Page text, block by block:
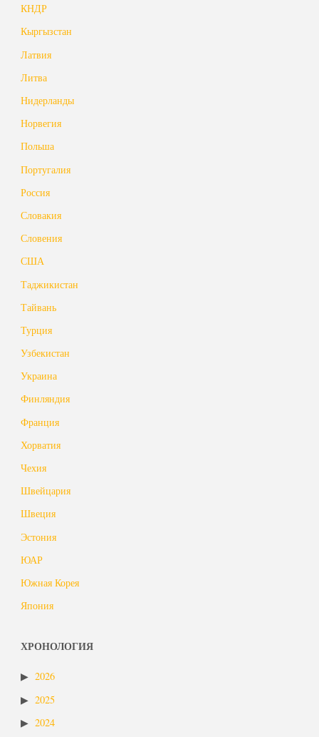
КНДР
Кыргызстан
Латвия
Литва
Нидерланды
Норвегия
Польша
Португалия
Россия
Словакия
Словения
США
Таджикистан
Тайвань
Турция
Узбекистан
Украина
Финляндия
Франция
Хорватия
Чехия
Швейцария
Швеция
Эстония
ЮАР
Южная Корея
Япония
ХРОНОЛОГИЯ
2026
2025
2024